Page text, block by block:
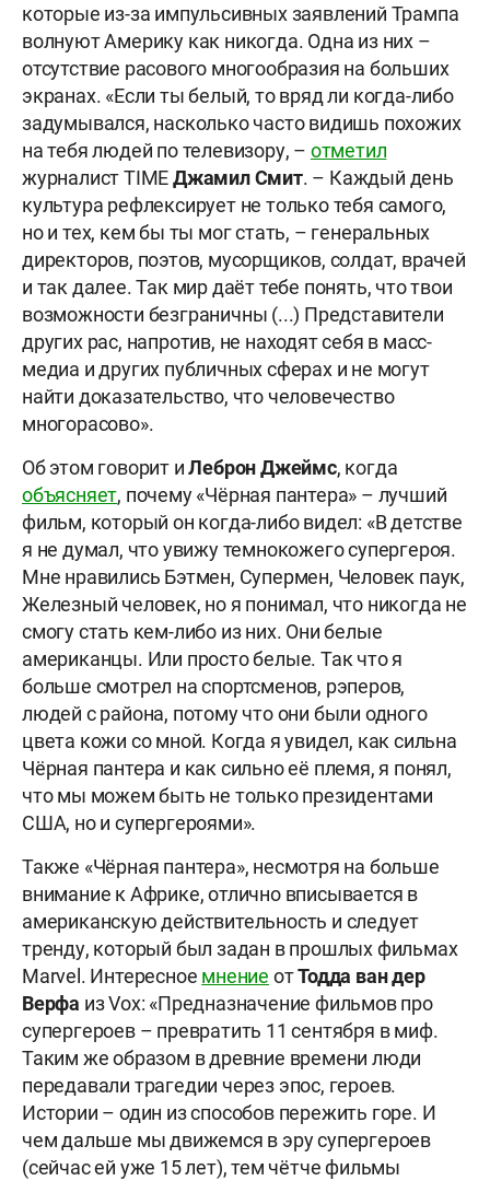
которые из-за импульсивных заявлений Трампа
волнуют Америку как никогда. Одна из них –
отсутствие расового многообразия на больших
экранах. «Если ты белый, то вряд ли когда-либо
задумывался, насколько часто видишь похожих
на тебя людей по телевизору, – отметил
журналист TIMEДжамил Смит. – Каждый день
культура рефлексирует не только тебя самого,
но и тех, кем бы ты мог стать, – генеральных
директоров, поэтов, мусорщиков, солдат, врачей
и так далее. Так мир даёт тебе понять, что твои
возможности безграничны (...) Представители
других рас, напротив, не находят себя в масс-
медиа и других публичных сферах и не могут
найти доказательство, что человечество
многорасово».
Об этом говорит иЛеброн Джеймс, когда
объясняет, почему «Чёрная пантера» – лучший
фильм, который он когда-либо видел: «В детстве
я не думал, что увижу темнокожего супергероя.
Мне нравились Бэтмен, Супермен, Человек паук,
Железный человек, но я понимал, что никогда не
смогу стать кем-либо из них. Они белые
американцы. Или просто белые. Так что я
больше смотрел на спортсменов, рэперов,
людей с района, потому что они были одного
цвета кожи со мной. Когда я увидел, как сильна
Чёрная пантера и как сильно её племя, я понял,
что мы можем быть не только президентами
США, но и супергероями».
Также «Чёрная пантера», несмотря на больше
внимание к Африке, отлично вписывается в
американскую действительность и следует
тренду, который был задан в прошлых фильмах
Marvel. Интересное мнение отТодда ван дер
Верфа из Vox: «Предназначение фильмов про
супергероев – превратить 11 сентября в миф.
Таким же образом в древние времени люди
передавали трагедии через эпос, героев.
Истории – один из способов пережить горе. И
чем дальше мы движемся в эру супергероев
(сейчас ей уже 15 лет), тем чётче фильмы